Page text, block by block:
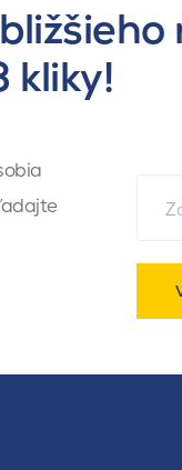
kliky!